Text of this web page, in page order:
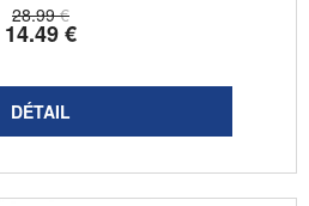
28.99 €
14.49€